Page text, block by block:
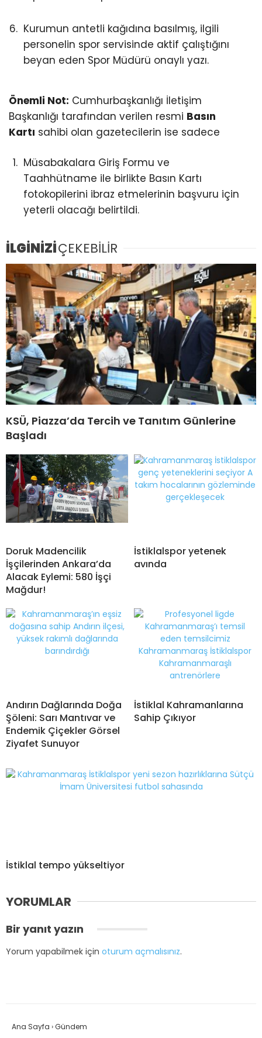
Kurumun antetli kağıdına basılmış, ilgili
personelin spor servisinde aktif çalıştığını
beyan eden Spor Müdürü onaylı yazı.
Önemli Not: Cumhurbaşkanlığı İletişim
Başkanlığı tarafından verilen resmi Basın
Kartı sahibi olan gazetecilerin ise sadece
Müsabakalara Giriş Formu ve
Taahhütname ile birlikte Basın Kartı
fotokopilerini ibraz etmelerinin başvuru için
yeterli olacağı belirtildi.
İLGİNİZİÇEKEBİLİR
KSÜ, Piazza’da Tercih ve Tanıtım Günlerine
Başladı
Doruk Madencilik
İşçilerinden Ankara’da
Alacak Eylemi: 580 İşçi
Mağdur!
İstiklalspor yetenek
avında
Andırın Dağlarında Doğa
Şöleni: Sarı Mantıvar ve
Endemik Çiçekler Görsel
Ziyafet Sunuyor
İstiklal Kahramanlarına
Sahip Çıkıyor
İstiklal tempo yükseltiyor
YORUMLAR
Bir yanıt yazın
Yorum yapabilmek için oturum açmalısınız.
Ana Sayfa ›Gündem